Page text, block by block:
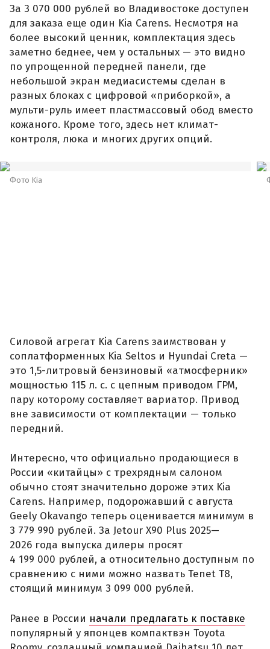
За 3 070 000 рублей во Владивостоке доступен
для заказа еще один Kia Carens. Несмотря на
более высокий ценник, комплектация здесь
заметно беднее, чем у остальных — это видно
по упрощенной передней панели, где
небольшой экран медиасистемы сделан в
разных блоках с цифровой «приборкой», а
мульти-руль имеет пластмассовый обод вместо
кожаного. Кроме того, здесь нет климат-
контроля, люка и многих других опций.
Фото Kia
Силовой агрегат Kia Carens заимствован у
соплатформенных Kia Seltos и Hyundai Creta —
это 1,5-литровый бензиновый «атмосферник»
мощностью 115 л. с. с цепным приводом ГРМ,
пару которому составляет вариатор. Привод
вне зависимости от комплектации — только
передний.
Интересно, что официально продающиеся в
России «китайцы» с трехрядным салоном
обычно стоят значительно дороже этих Kia
Carens. Например, подорожавший с августа
Geely Okavango теперь оценивается минимум в
3 779 990 рублей. За Jetour X90 Plus 2025—
2026 года выпуска дилеры просят
4 199 000 рублей, а относительно доступным по
сравнению с ними можно назвать Tenet T8,
стоящий минимум 3 099 000 рублей.
Ранее в России начали предлагать к поставке
популярный у японцев компактвэн Toyota